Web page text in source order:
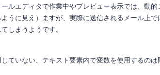
ルエディタで作業中やプレビュー表示では、動
うに見え）ますが、実際に送信されるメール上で
しまうようです。
ていない、テキスト要素内で変数を使用するのは